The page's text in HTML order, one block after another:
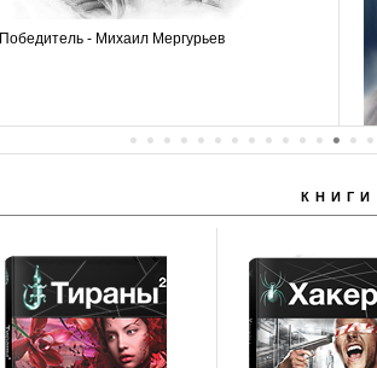
Победитель - Михаил Мергурьев
КНИГИ